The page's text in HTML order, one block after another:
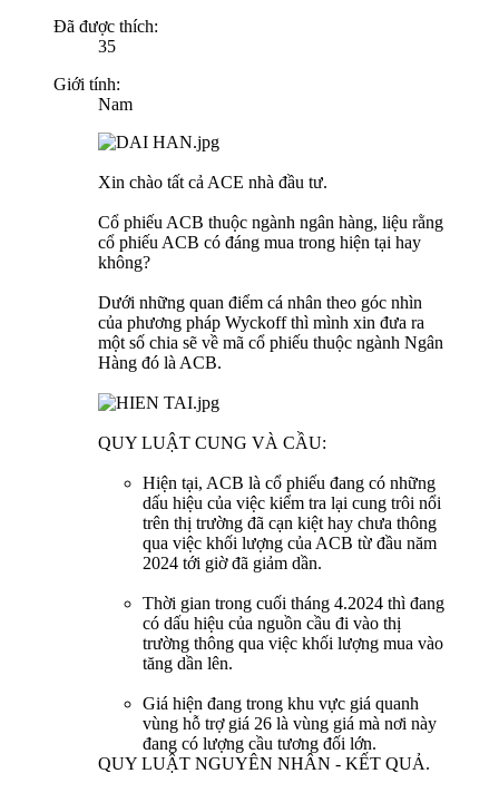
Đã được thích:
35
Giới tính:
Nam
Xin chào tất cả ACE nhà đầu tư.
Cổ phiếu ACB thuộc ngành ngân hàng, liệu rằng
cổ phiếu ACB có đáng mua trong hiện tại hay
không?
Dưới những quan điểm cá nhân theo góc nhìn
của phương pháp Wyckoff thì mình xin đưa ra
một số chia sẽ về mã cổ phiếu thuộc ngành Ngân
Hàng đó là ACB.
QUY LUẬT CUNG VÀ CẦU:
Hiện tại, ACB là cổ phiếu đang có những
dấu hiệu của việc kiểm tra lại cung trôi nổi
trên thị trường đã cạn kiệt hay chưa thông
qua việc khối lượng của ACB từ đầu năm
2024 tới giờ đã giảm dần.
Thời gian trong cuối tháng 4.2024 thì đang
có dấu hiệu của nguồn cầu đi vào thị
trường thông qua việc khối lượng mua vào
tăng dần lên.
Giá hiện đang trong khu vực giá quanh
vùng hỗ trợ giá 26 là vùng giá mà nơi này
đang có lượng cầu tương đối lớn.
QUY LUẬT NGUYÊN NHÂN - KẾT QUẢ.